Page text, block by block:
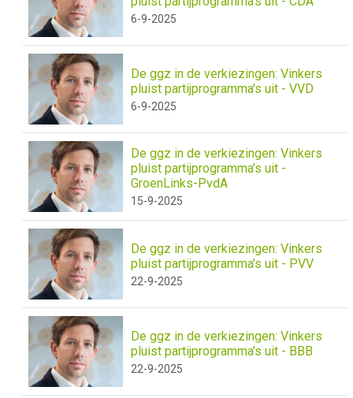
6-9-2025
De ggz in de verkiezingen: Vinkers
pluist partijprogramma's uit - VVD
6-9-2025
De ggz in de verkiezingen: Vinkers
pluist partijprogramma’s uit -
GroenLinks-PvdA
15-9-2025
De ggz in de verkiezingen: Vinkers
pluist partijprogramma’s uit - PVV
22-9-2025
De ggz in de verkiezingen: Vinkers
pluist partijprogramma’s uit - BBB
22-9-2025